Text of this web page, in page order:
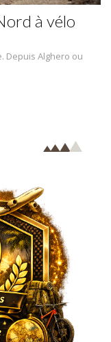
à vélo
Depuis Alghero ou